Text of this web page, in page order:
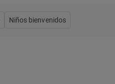
Niños bienvenidos